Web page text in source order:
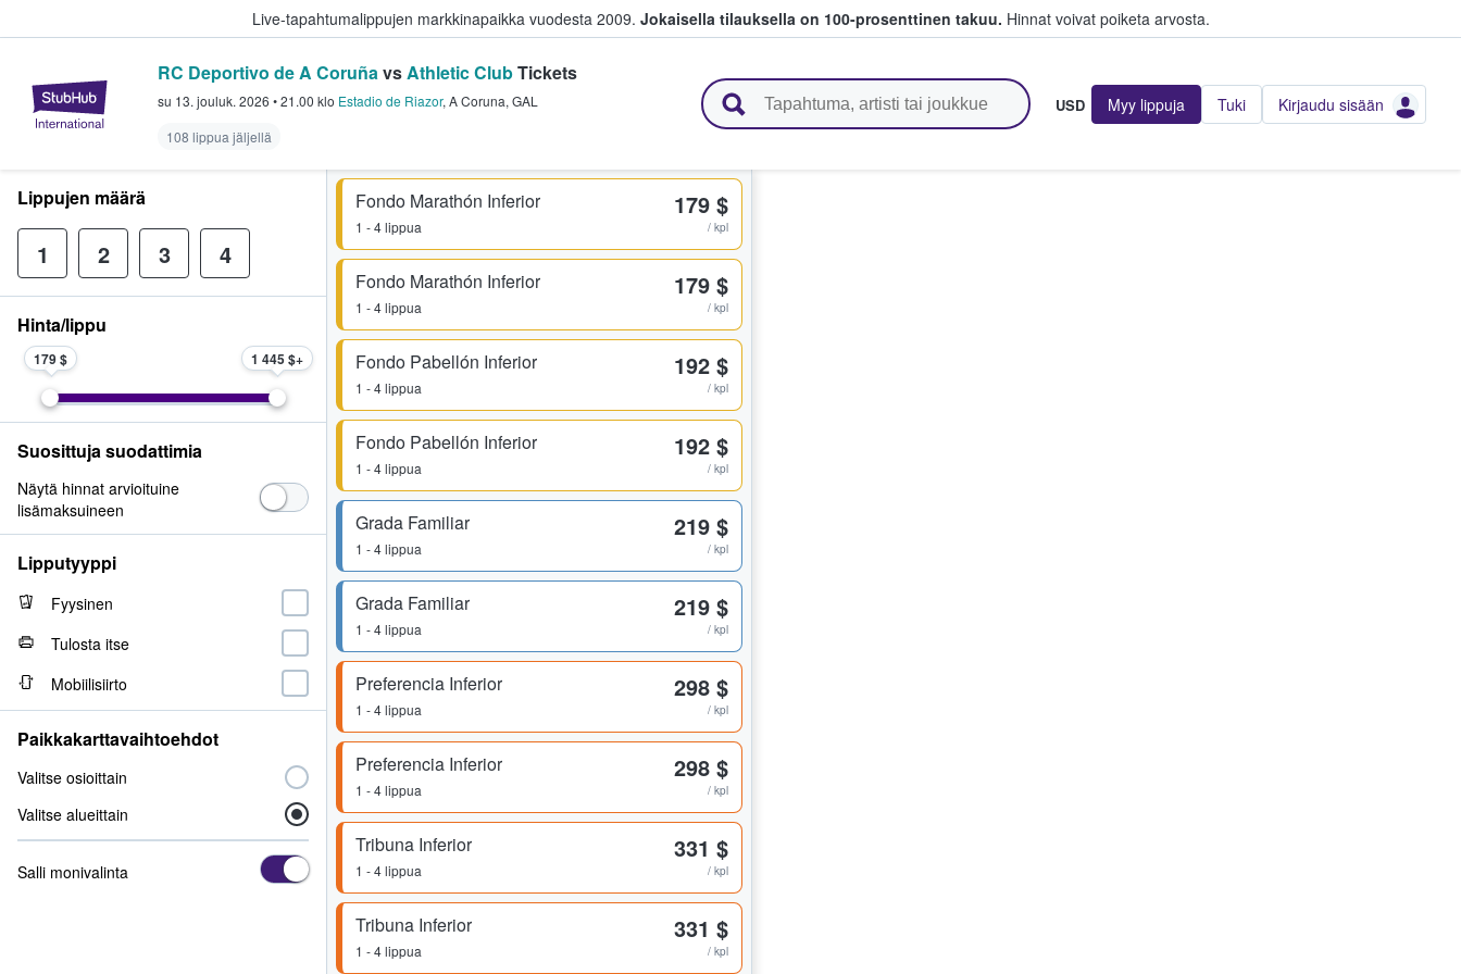
Live-tapahtumalippujen markkinapaikka vuodesta 2009. Jokaisella tilauksella on 100-prosenttinen takuu. Hinnat voivat poiketa arvosta.
StubHub - missä fanit ostavat ja myyvät lippuja
RC Deportivo de A CoruñavsAthletic ClubTickets
su 13. jouluk. 2026 •21.00 klo Estadio de Riazor, A Coruna, GAL
108 lippua jäljellä
USD Myy lippuja Tuki Kirjaudu sisään
Fondo Marathón Inferior
1 - 4 lippua
179 $
/ kpl
Fondo Marathón Inferior
1 - 4 lippua
179 $
/ kpl
Fondo Pabellón Inferior
1 - 4 lippua
192 $
/ kpl
Fondo Pabellón Inferior
1 - 4 lippua
192 $
/ kpl
Grada Familiar
1 - 4 lippua
219 $
/ kpl
Grada Familiar
1 - 4 lippua
219 $
/ kpl
Preferencia Inferior
1 - 4 lippua
298 $
/ kpl
Preferencia Inferior
1 - 4 lippua
298 $
/ kpl
Tribuna Inferior
1 - 4 lippua
331 $
/ kpl
Tribuna Inferior
1 - 4 lippua
331 $
/ kpl
Lippujen määrä
1 2 3 4
Hinta/lippu
179 $ 1 445 $
Suosittuja suodattimia
Näytä hinnat arvioituine
lisämaksuineen
Lipputyyppi
Fyysinen
Tulosta itse
Mobiilisiirto
Paikkakarttavaihtoehdot
Valitse osioittain
Valitse alueittain
Salli monivalinta